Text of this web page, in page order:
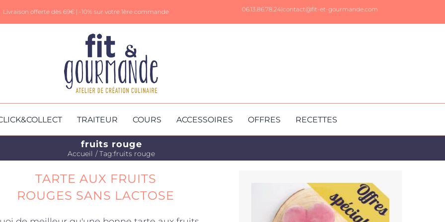
Livraison offerte dès 69€ | -10% sur votre 1ère commande 06.13.86.78.24|contact@fit-et-gourmande.com
TRAITEUR COURS ACCESSOIRES OFFRES RECETTES
fruits rouge
Accueil Tag:fruits rouge
TARTE AUX FRUITS
ROUGES SANS LACTOSE